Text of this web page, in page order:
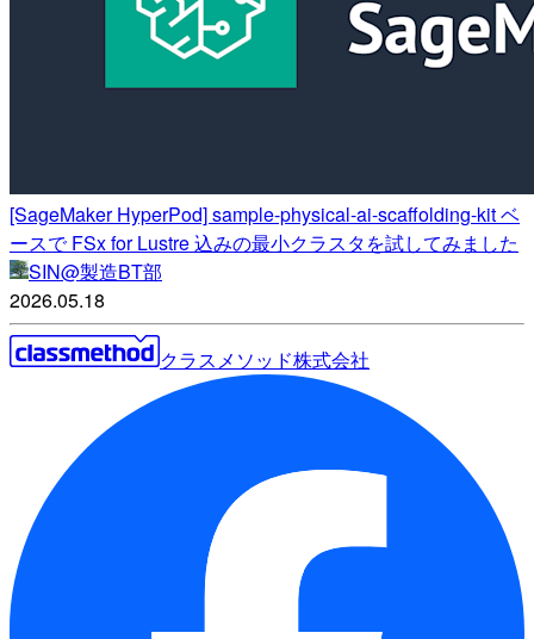
[SageMaker HyperPod] sample-physical-ai-scaffolding-kit ベ
ースで FSx for Lustre 込みの最小クラスタを試してみました
SIN@製造BT部
2026.05.18
クラスメソッド株式会社